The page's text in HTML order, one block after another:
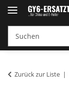
Zurück zur Liste